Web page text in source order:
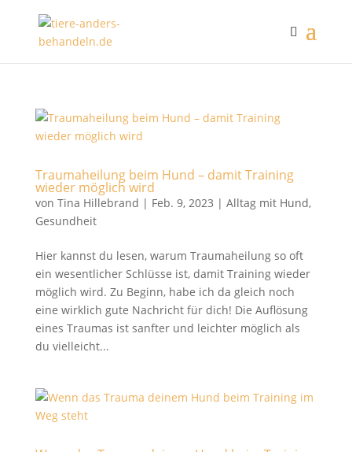
Traumaheilung beim Hund – damit Training
wieder möglich wird
von Tina Hillebrand | Feb. 9, 2023 | Alltag mit Hund,
Gesundheit
Hier kannst du lesen, warum Traumaheilung so oft
ein wesentlicher Schlüsse ist, damit Training wieder
möglich wird. Zu Beginn, habe ich da gleich noch
eine wirklich gute Nachricht für dich! Die Auflösung
eines Traumas ist sanfter und leichter möglich als
du vielleicht...